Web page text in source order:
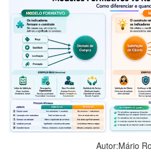
Autor:Mário